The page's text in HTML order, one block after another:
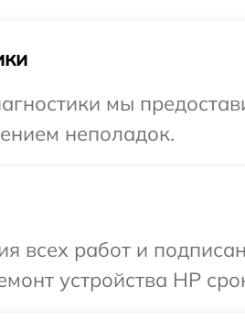
мы
неполадок.
всех работ и
устройства HP